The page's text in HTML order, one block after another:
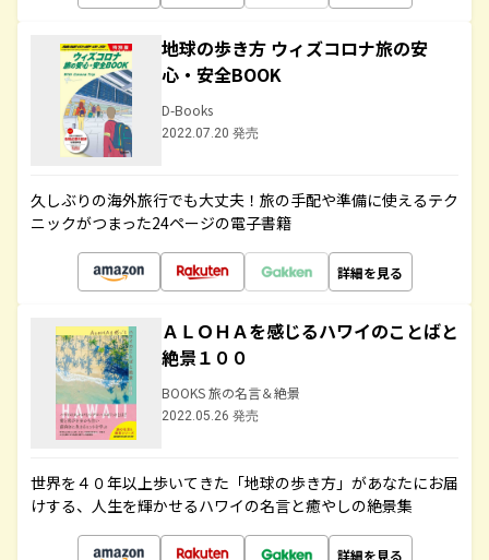
地球の歩き方 ウィズコロナ旅の安
心・安全BOOK
D-Books
2022.07.20 発売
久しぶりの海外旅行でも大丈夫！旅の手配や準備に使えるテク
ニックがつまった24ページの電子書籍
詳細を見る
ＡＬＯＨＡを感じるハワイのことばと
絶景１００
BOOKS 旅の名言＆絶景
2022.05.26 発売
世界を４０年以上歩いてきた「地球の歩き方」があなたにお届
けする、人生を輝かせるハワイの名言と癒やしの絶景集
詳細を見る